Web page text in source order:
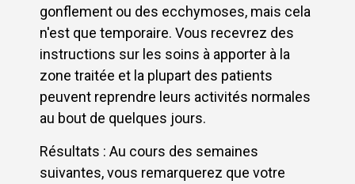
gonflement ou des ecchymoses, mais cela
n'est que temporaire. Vous recevrez des
instructions sur les soins à apporter à la
zone traitée et la plupart des patients
peuvent reprendre leurs activités normales
au bout de quelques jours.
Résultats : Au cours des semaines
suivantes, vous remarquerez que votre